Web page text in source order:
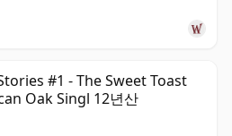
#1 - The Sweet Toast
Oak Singl 12년산